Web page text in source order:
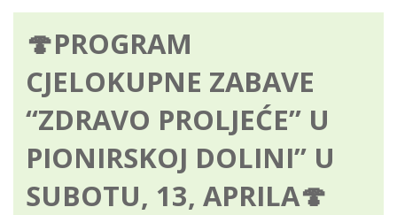
🍄PROGRAM
CJELOKUPNE ZABAVE
“ZDRAVO PROLJEĆE” U
PIONIRSKOJ DOLINI” U
SUBOTU, 13, APRILA🍄